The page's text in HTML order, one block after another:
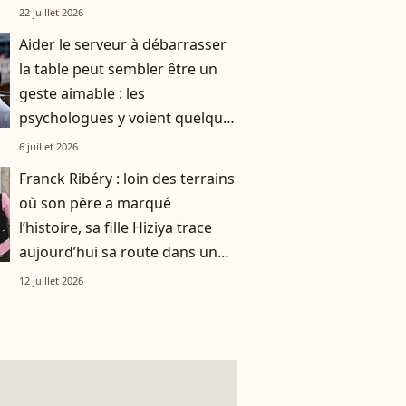
smoothie"
22 juillet 2026
Aider le serveur à débarrasser
la table peut sembler être un
geste aimable : les
psychologues y voient quelque
chose de bien plus profond.
6 juillet 2026
Franck Ribéry : loin des terrains
où son père a marqué
l’histoire, sa fille Hiziya trace
aujourd’hui sa route dans un
tout autre univers
12 juillet 2026